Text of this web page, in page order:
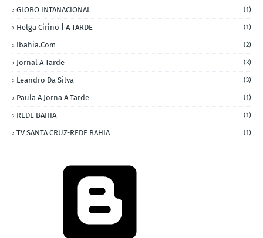
GLOBO INTANACIONAL (1)
Helga Cirino | A TARDE (1)
Ibahia.com (2)
Jornal A Tarde (3)
Leandro Da Silva (3)
Paula A Jorna A Tarde (1)
REDE BAHIA (1)
TV SANTA CRUZ-REDE BAHIA (1)